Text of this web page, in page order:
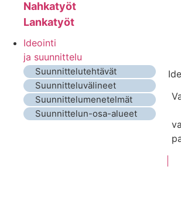
Nahkatyöt
Lankatyöt
Ideointi
ja suunnittelu
Suunnittelutehtävät
Suunnitteluvälineet
Suunnittelumenetelmät
Suunnittelun-osa-alueet